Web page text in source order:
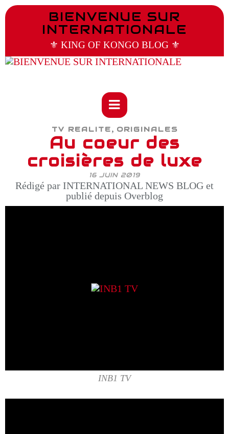
BIENVENUE SUR
INTERNATIONALE
⚜️ KING OF KONGO BLOG ⚜️
TV REALITE, ORIGINALES
Au coeur des
croisières de luxe
16 JUIN 2019
Rédigé par INTERNATIONAL NEWS BLOG et
publié depuis Overblog
INB1 TV